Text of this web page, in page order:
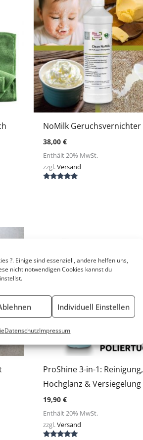
?. Einige sind essenziell, andere helfen uns,
nicht notwendigen Cookies kannst du
Individuell Einstellen
DatenschutzImpressum
NoMilk Geruchsvernichter
38,00€
Enthält 20% MwSt.
zzgl.Versand
ProShine 3-in-1: Reinigung,
Hochglanz & Versiegelung
19,90€
Enthält 20% MwSt.
zzgl.Versand